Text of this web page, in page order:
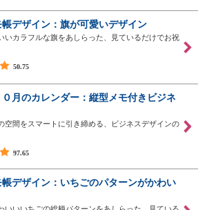
帳デザイン：旗が可愛いデザイン
いカラフルな旗をあしらった、見ているだけでお祝
50.75
０月のカレンダー：縦型メモ付きビジネ
空間をスマートに引き締める、ビジネスデザインの
97.65
帳デザイン：いちごのパターンがかわい